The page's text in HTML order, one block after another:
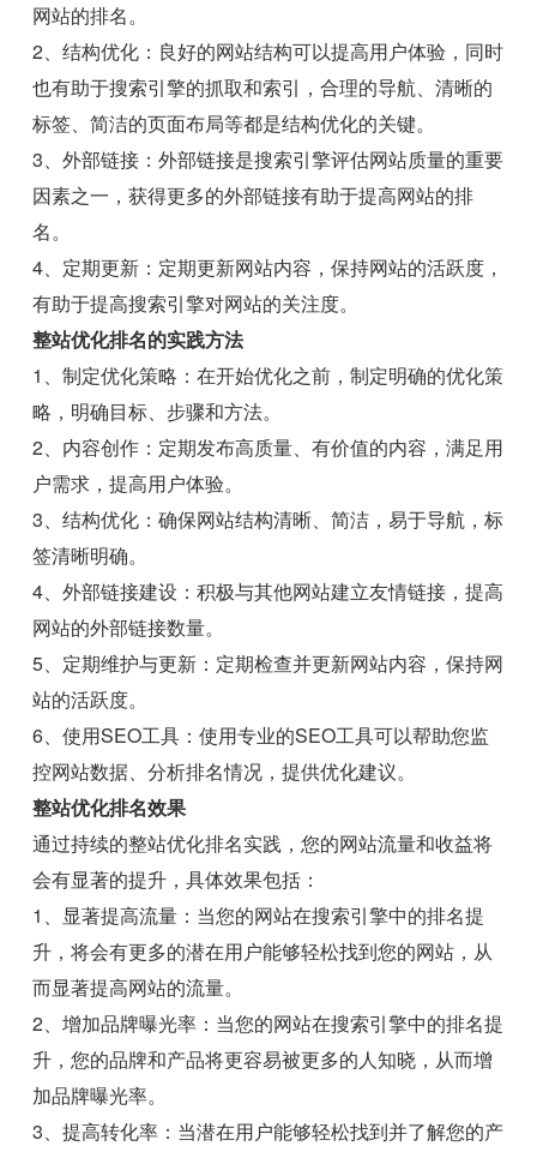
网站的排名。
2、结构优化：良好的网站结构可以提高用户体验，同时
也有助于搜索引擎的抓取和索引，合理的导航、清晰的
标签、简洁的页面布局等都是结构优化的关键。
3、外部链接：外部链接是搜索引擎评估网站质量的重要
因素之一，获得更多的外部链接有助于提高网站的排
名。
4、定期更新：定期更新网站内容，保持网站的活跃度，
有助于提高搜索引擎对网站的关注度。
整站优化排名的实践方法
1、制定优化策略：在开始优化之前，制定明确的优化策
略，明确目标、步骤和方法。
2、内容创作：定期发布高质量、有价值的内容，满足用
户需求，提高用户体验。
3、结构优化：确保网站结构清晰、简洁，易于导航，标
签清晰明确。
4、外部链接建设：积极与其他网站建立友情链接，提高
网站的外部链接数量。
5、定期维护与更新：定期检查并更新网站内容，保持网
站的活跃度。
6、使用SEO工具：使用专业的SEO工具可以帮助您监
控网站数据、分析排名情况，提供优化建议。
整站优化排名效果
通过持续的整站优化排名实践，您的网站流量和收益将
会有显著的提升，具体效果包括：
1、显著提高流量：当您的网站在搜索引擎中的排名提
升，将会有更多的潜在用户能够轻松找到您的网站，从
而显著提高网站的流量。
2、增加品牌曝光率：当您的网站在搜索引擎中的排名提
升，您的品牌和产品将更容易被更多的人知晓，从而增
加品牌曝光率。
3、提高转化率：当潜在用户能够轻松找到并了解您的产